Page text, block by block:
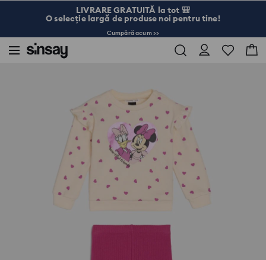
LIVRARE GRATUITĂ la tot 🎒
O selecție largă de produse noi pentru tine!
Cumpără acum >>